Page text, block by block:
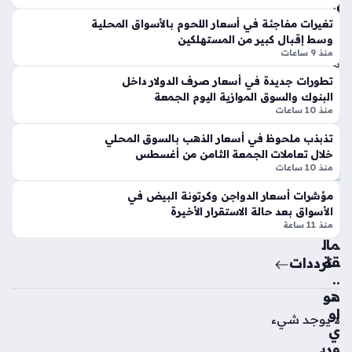
في
ترك
يا
بع
د
ان
ض
مه
إل
ى
ص
فو
ف
طر
ابز
ون
سب
ور
منذ
الج
مع
ة
منذ
سا
ت
ص
راع
الع
مال
قة
..
هو
او
ي
وري
تغيرات مفاجئة في أسعار اللحوم بالأسواق المحلية
وسط إقبال كبير من المستهلكين
منذ 9 ساعات
تطورات جديدة في أسعار صرف الدولار داخل
البنوك والسوق الموازية اليوم الجمعة
منذ 10 ساعات
تذبذب ملحوظ في أسعار الذهب بالسوق المحلي
خلال تعاملات الجمعة الثامن من أغسطس
منذ 10 ساعات
مؤشرات أسعار الدواجن وكرتونة البيض في
الأسواق بعد حالة الاستقرار الأخيرة
منذ 11 ساعة
ترددات
لا يوجد شيء